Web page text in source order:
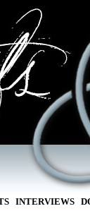
INTERVIEWS